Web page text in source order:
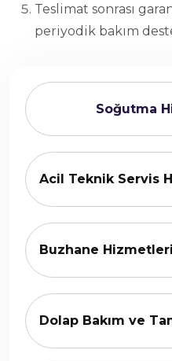
Soğutma
Acil Teknik Servis
Buzhane Hizmetleri
Dolap Bakım ve
Teslimat sonrası
periyodik bakım